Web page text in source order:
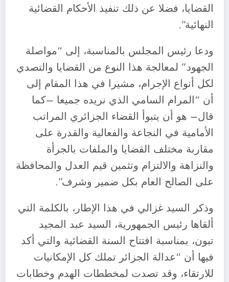
القضايا، فضلا عن ذلك تنفيذ الأحكام القضائية
النهائية”.
ودعا رئيس المجلس بالمناسبة، إلى “مواصلة
الجهود” لمعالجة هذا النوع من القضايا والتصدي
لكل أنواع الإجرام، مشيرا في هذا المقام إلى
أن “المرام السامي الذي نريده جميعا –كما
قال– هو أن يتبوأ القضاء الجزائري المراتب
الأمامية في النجاعة والفعالية والقدرة على
مقاربة مختلف القضايا والملفات بالجرأة
والنزاهة والالتزام وتثمين قيم العدل والمحافظة
على الصالح العام بكل ضمير وشرف”.
وذكر السيد غزالي في هذا الإطار، بالكلمة التي
ألقاها رئيس الجمهورية، السيد عبد المجيد
تبون، بمناسبة افتتاح السنة القضائية والتي أكد
فيها أن “عدالة الجزائر تملك كل الإمكانيات
للارتقاء، وقد تصدت لمخططات الهدم وخطابات